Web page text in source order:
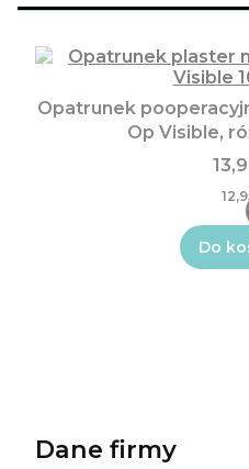
Opatrunek
Op Visible,
Do
Dane firmy